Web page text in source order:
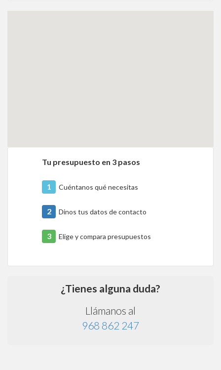
Tu presupuesto en 3 pasos
1 Cuéntanos qué necesitas
2 Dinos tus datos de contacto
3 Elige y compara presupuestos
¿Tienes alguna duda?
Llámanos al
968 862 247